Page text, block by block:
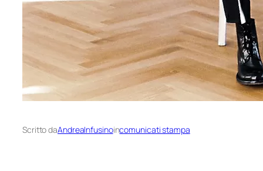
Scritto daAndreaInfusinoincomunicati stampa